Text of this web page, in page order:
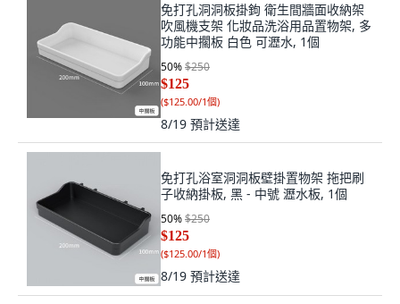
免打孔洞洞板掛鉤 衛生間牆面收納架
吹風機支架 化妝品洗浴用品置物架, 多
功能中擱板 白色 可瀝水, 1個
50%$250
$125
($125.00/1個)
8/19 預計送達
免打孔浴室洞洞板壁掛置物架 拖把刷
子收納掛板, 黑 - 中號 瀝水板, 1個
50%$250
$125
($125.00/1個)
8/19 預計送達